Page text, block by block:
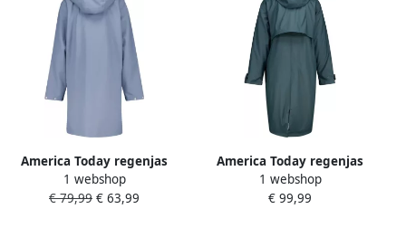
America Today regenjas
Janah lichtblauw
1 webshop
€ 79,99 € 63,99
America Today regenjas
petrol
1 webshop
€ 99,99